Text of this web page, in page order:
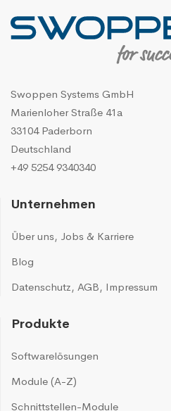
Swoppen Systems GmbH
Marienloher Straße 41a
33104 Paderborn
Deutschland
+49 5254 9340340
Unternehmen
Über uns, Jobs & Karriere
Blog
Datenschutz, AGB, Impressum
Produkte
Softwarelösungen
Module (A-Z)
Schnittstellen-Module